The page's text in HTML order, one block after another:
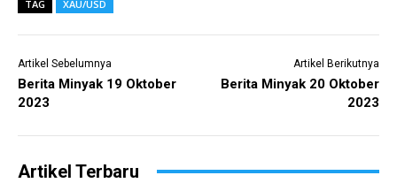
TAG XAU/USD
Artikel Sebelumnya
Berita Minyak 19 Oktober
2023
Artikel Berikutnya
Berita Minyak 20 Oktober
2023
Artikel Terbaru